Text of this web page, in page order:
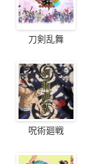
刀剣乱舞
呪術廻戦